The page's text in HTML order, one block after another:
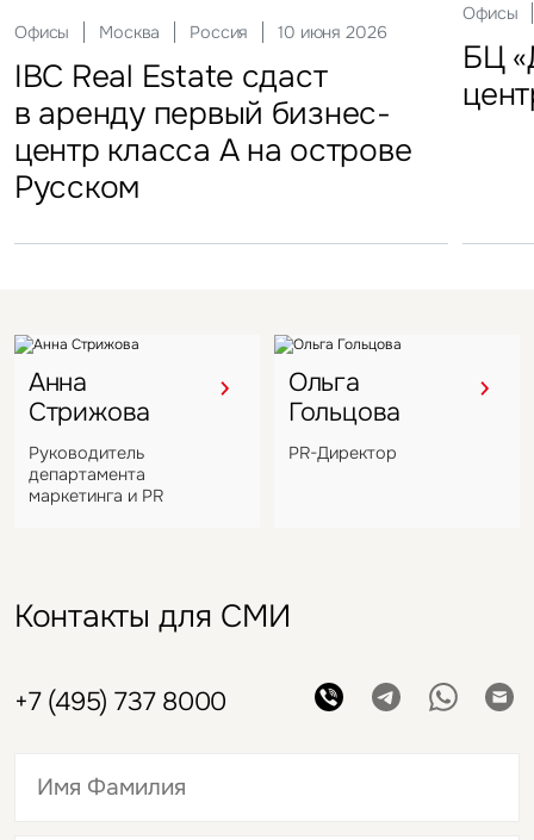
Офисы Москва Россия 10 июня 2026
IBC Real Estate сдаст
в аренду первый бизнес-
центр класса А на острове
Русском
Офисы
БЦ
FFF group – новый резидент
«Атлант-Парк»
Гостиницы Москва Россия 18 ноября 2025
Новый Crocus Fitness
Петровский парк откроется
в отеле Hyatt Regency
Инвестиции Москва Россия 22 мая 2025
Один из крупнейших
гостиничных комплексов
Подмосковья перешел
под управление компании
29
«Солнце Москвы», ВДНХ
Анна
Стрижова
Руководитель
департамента
маркетинга и PR
Ольга
Гольцова
PR-Директор
Контакты для СМИ
+7 (495) 737 8000